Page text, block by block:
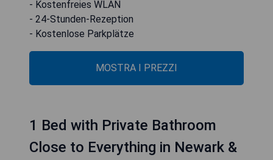
- Kostenfreies WLAN
- 24-Stunden-Rezeption
- Kostenlose Parkplätze
MOSTRA I PREZZI
1 Bed with Private Bathroom
Close to Everything in Newark &